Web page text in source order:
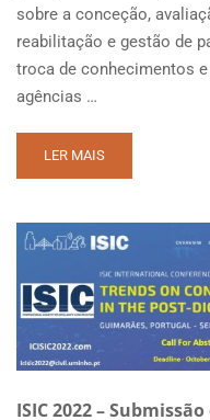
sobre a conceção,
reabilitação e gestão de
troca de conhecimentos
agências …
READ
MORE
CONFERÊNCIA
MAIREPAV10
LER MAIS
ISIC 2022 –